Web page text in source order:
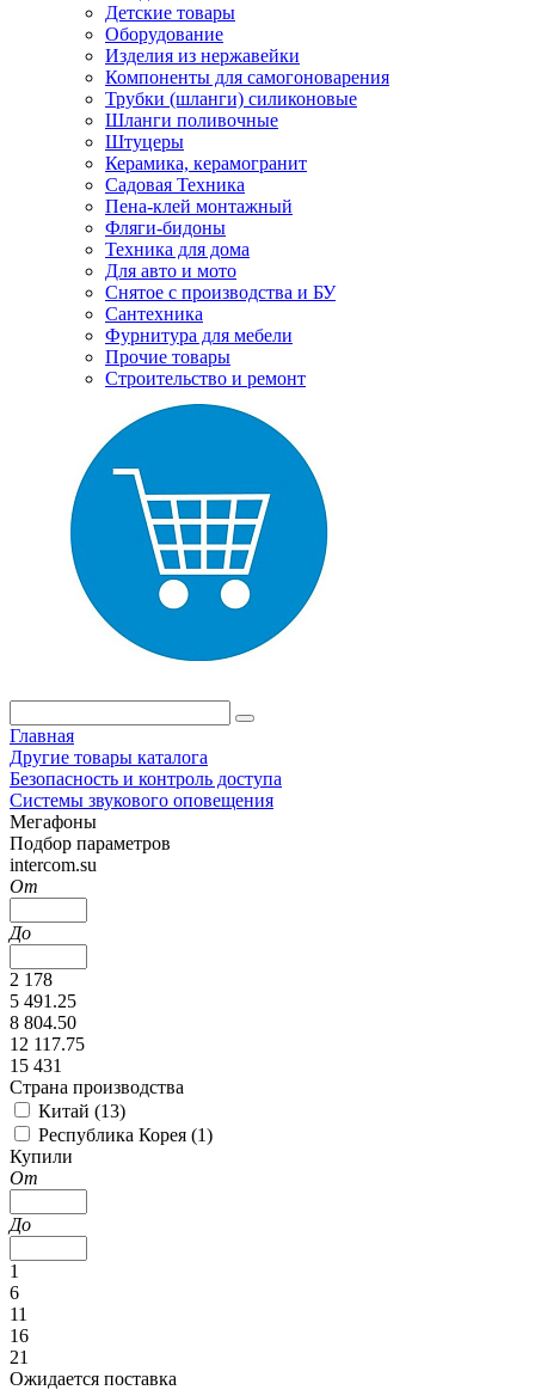
Детские товары
Оборудование
Изделия из нержавейки
Компоненты для самогоноварения
Трубки (шланги) силиконовые
Шланги поливочные
Штуцеры
Керамика, керамогранит
Садовая Техника
Пена-клей монтажный
Фляги-бидоны
Техника для дома
Для авто и мото
Снятое с производства и БУ
Сантехника
Фурнитура для мебели
Прочие товары
Строительство и ремонт
Главная
Другие товары каталога
Безопасность и контроль доступа
Системы звукового оповещения
Мегафоны
Подбор параметров
intercom.su
От
До
2 178
5 491.25
8 804.50
12 117.75
15 431
Страна производства
Китай (13)
Республика Корея (1)
Купили
От
До
1
6
11
16
21
Ожидается поставка